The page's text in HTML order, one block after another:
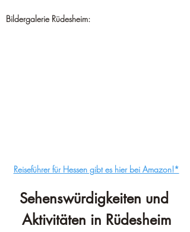
Bildergalerie Rüdesheim:
Reiseführer für Hessen gibt es hier bei Amazon!*
Sehenswürdigkeiten und
Aktivitäten in Rüdesheim